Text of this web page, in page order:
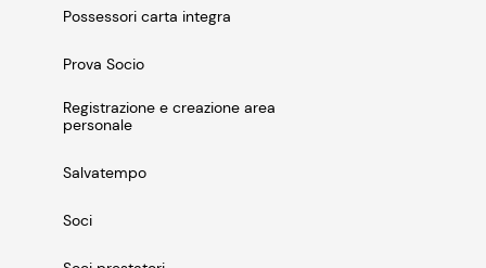
Possessori carta integra
Prova Socio
Registrazione e creazione area
personale
Salvatempo
Soci